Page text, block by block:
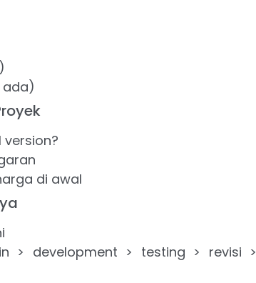
ada)
version?
di awal
> development > testing > revisi >